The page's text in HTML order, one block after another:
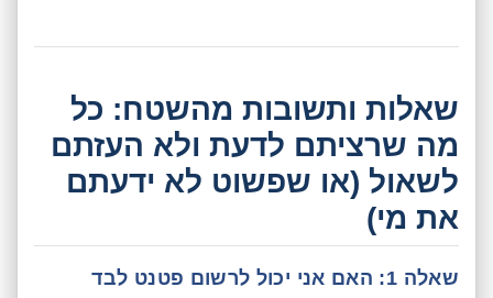
שאלות ותשובות מהשטח: כל
מה שרציתם לדעת ולא העזתם
לשאול (או שפשוט לא ידעתם
את מי)
שאלה 1: האם אני יכול לרשום פטנט לבד